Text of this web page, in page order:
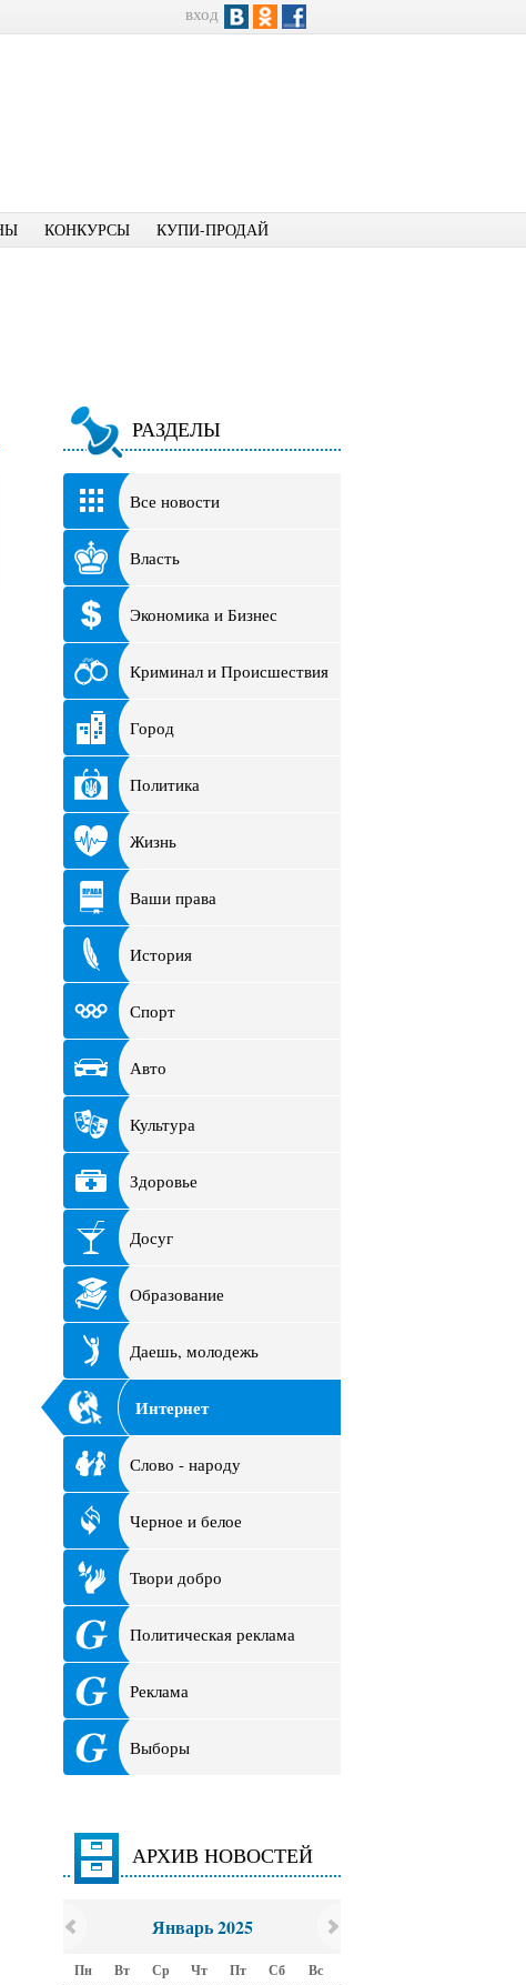
вход
КОНКУРСЫ КУПИ-ПРОДАЙ
РАЗДЕЛЫ
Все новости
Власть
Экономика и Бизнес
Криминал и Происшествия
Город
Политика
Жизнь
Ваши права
История
Спорт
Авто
Культура
Здоровье
Досуг
Образование
Даешь, молодежь
Интернет
Слово - народу
Черное и белое
Твори добро
Политическая реклама
Реклама
Выборы
АРХИВ НОВОСТЕЙ
Январь 2025
Пн Вт Ср Чт Пт Сб Вс